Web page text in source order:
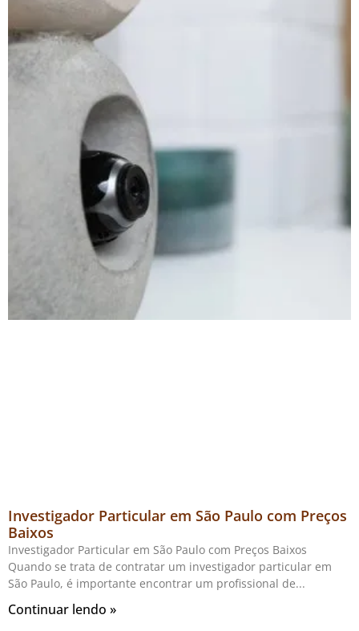
Investigador Particular em São Paulo com Preços
Baixos
Investigador Particular em São Paulo com Preços Baixos
Quando se trata de contratar um investigador particular em
São Paulo, é importante encontrar um profissional de
Continuar lendo »